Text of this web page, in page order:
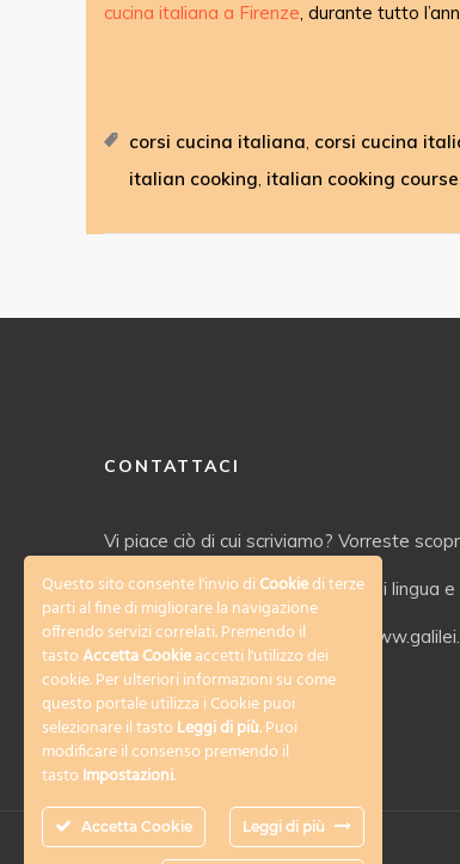
cucina italiana a Firenze, durante tutto
corsi cucina italiana, corsi cucina
italian cooking, italian cooking
CONTATTACI
Vi piace ciò di cui scriviamo? Vorreste
servizi offerti dal nostro Istituto di lingua e
Date un’occhiata al nostro sito
info@galilei.it
Questo sito consente l'invio diCookiedi terze
parti al fine di migliorare la navigazione
offrendo servizi correlati. Premendo il
tastoAccetta Cookieaccetti l'utilizzo dei
cookie. Per ulteriori informazioni su come
questo portale utilizza i Cookie puoi
selezionare il tasto Leggi di più. Puoi
modificare il consenso premendo il
tasto Impostazioni.
Accetta Cookie Leggi di più